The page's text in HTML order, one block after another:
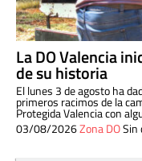
La DO Valencia
de su historia
El lunes 3 de agosto ha
primeros racimos de la
Protegida Valencia con
03/08/2026Zona DOSin